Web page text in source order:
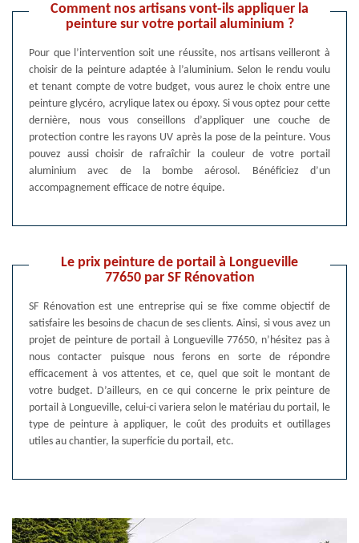
Comment nos artisans vont-ils appliquer la
peinture sur votre portail aluminium ?
Pour que l’intervention soit une réussite, nos artisans veilleront à
choisir de la peinture adaptée à l’aluminium. Selon le rendu voulu
et tenant compte de votre budget, vous aurez le choix entre une
peinture glycéro, acrylique latex ou époxy. Si vous optez pour cette
dernière, nous vous conseillons d’appliquer une couche de
protection contre les rayons UV après la pose de la peinture. Vous
pouvez aussi choisir de rafraîchir la couleur de votre portail
aluminium avec de la bombe aérosol. Bénéficiez d’un
accompagnement efficace de notre équipe.
Le prix peinture de portail à Longueville
77650 par SF Rénovation
SF Rénovation est une entreprise qui se fixe comme objectif de
satisfaire les besoins de chacun de ses clients. Ainsi, si vous avez un
projet de peinture de portail à Longueville 77650, n’hésitez pas à
nous contacter puisque nous ferons en sorte de répondre
efficacement à vos attentes, et ce, quel que soit le montant de
votre budget. D’ailleurs, en ce qui concerne le prix peinture de
portail à Longueville, celui-ci variera selon le matériau du portail, le
type de peinture à appliquer, le coût des produits et outillages
utiles au chantier, la superficie du portail, etc.